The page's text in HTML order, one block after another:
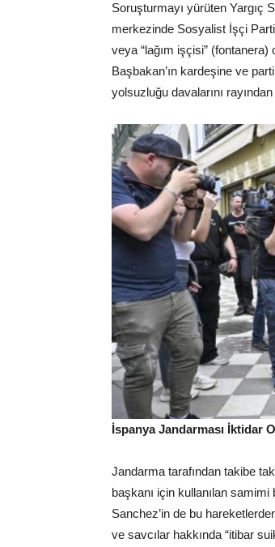
Soruşturmayı yürüten Yargıç
merkezinde Sosyalist İşçi
veya “lağım işçisi”
Başbakan’ın kardeşine ve
yolsuzluğu davalarını
İspanya Jandarması İktidar
Jandarma tarafından takibe
başkanı için kullanılan
Sanchez’in de bu
ve savcılar hakkında “itibar